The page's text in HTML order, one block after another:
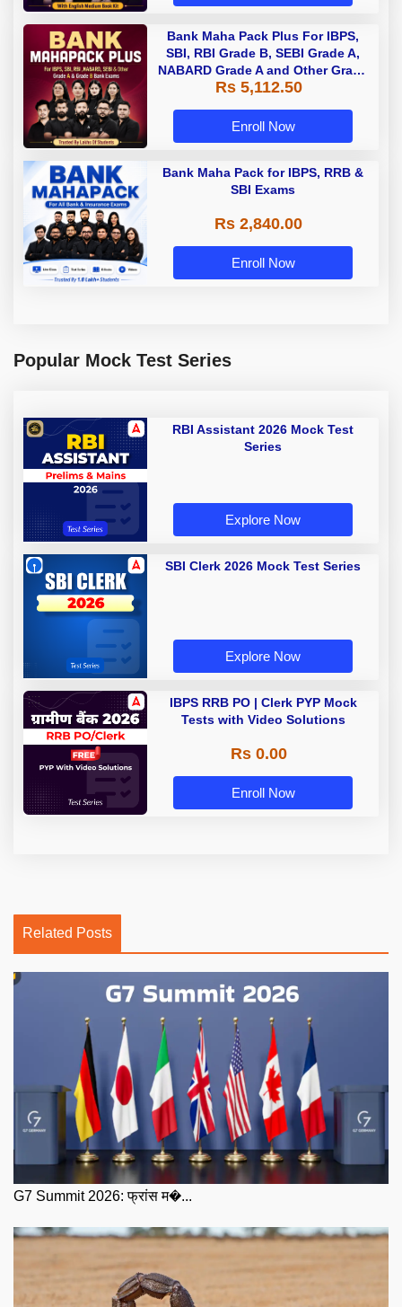
Bank Maha Pack Plus For IBPS,
SBI, RBI Grade B, SEBI Grade A,
NABARD Grade A and Other Grade
A & Grade B Bank Exams
Rs 5,112.50
Enroll Now
Bank Maha Pack for IBPS, RRB &
SBI Exams
Rs 2,840.00
Enroll Now
Popular Mock Test Series
RBI Assistant 2026 Mock Test
Series
Explore Now
SBI Clerk 2026 Mock Test Series
Explore Now
IBPS RRB PO | Clerk PYP Mock
Tests with Video Solutions
Rs 0.00
Enroll Now
Related Posts
G7 Summit 2026: फ्रांस म�...